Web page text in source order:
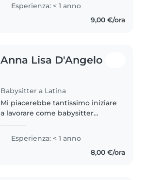
dell'educazione e dell'istruzione
dell'infanzia e della scuola..
Esperienza: < 1 anno
9,00 €/ora
Anna Lisa D'Angelo
Babysitter a Latina
Mi piacerebbe tantissimo iniziare
a lavorare come babysitter
speciale con loro. Ho molta
pazienza, voglia di giocare e di..
Esperienza: < 1 anno
8,00 €/ora